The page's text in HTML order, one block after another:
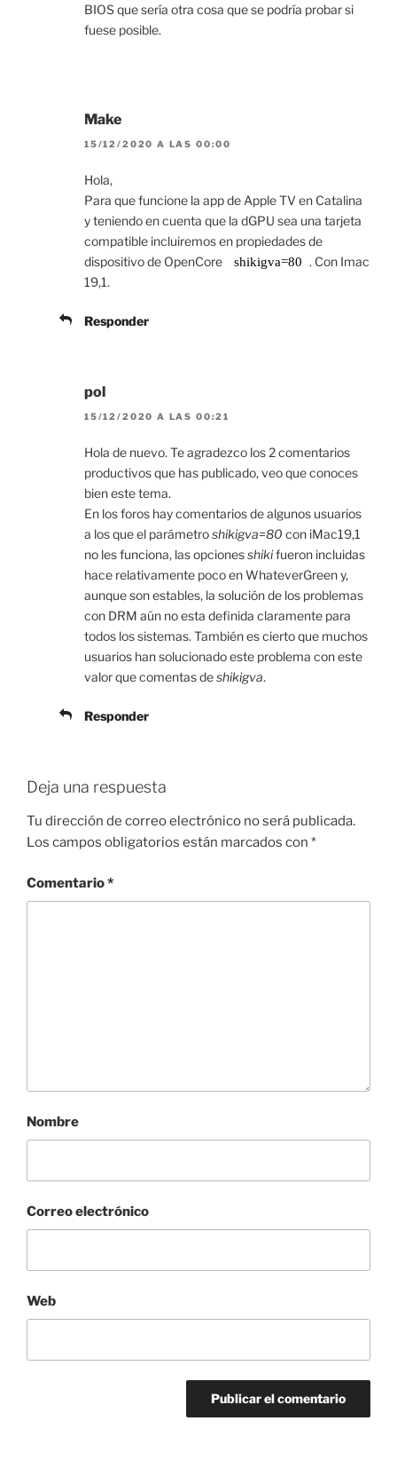
BIOS que sería otra cosa que se podría probar si
fuese posible.
Make
15/12/2020 A LAS 00:00
Hola,
Para que funcione la app de Apple TV en Catalina
y teniendo en cuenta que la dGPU sea una tarjeta
compatible incluiremos en propiedades de
dispositivo de OpenCore
shikigva=80 . Con Imac
19,1.
Responder
pol
15/12/2020 A LAS 00:21
Hola de nuevo. Te agradezco los 2 comentarios
productivos que has publicado, veo que conoces
bien este tema.
En los foros hay comentarios de algunos usuarios
a los que el parámetroshikigva=80 con iMac19,1
no les funciona, las opcionesshikifueron incluidas
hace relativamente poco en WhateverGreen y,
aunque son estables, la solución de los problemas
con DRM aún no esta definida claramente para
todos los sistemas. También es cierto que muchos
usuarios han solucionado este problema con este
valor que comentas deshikigva.
Responder
Deja una respuesta
Tu dirección de correo electrónico no será publicada.
Los campos obligatorios están marcados con *
Comentario*
Nombre
Correo electrónico
Web